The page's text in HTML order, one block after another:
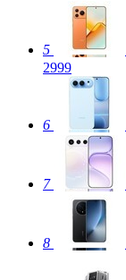
5
2999
6
7
8